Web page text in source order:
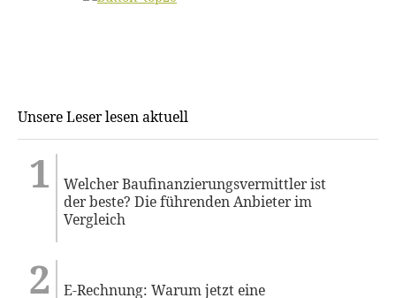
Unsere Leser lesen aktuell
Welcher Baufinanzierungsvermittler ist
der beste? Die führenden Anbieter im
Vergleich
E-Rechnung: Warum jetzt eine